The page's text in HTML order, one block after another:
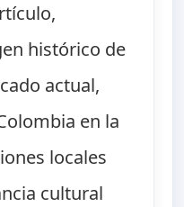
histórico de
actual,
en la
locales
cultural